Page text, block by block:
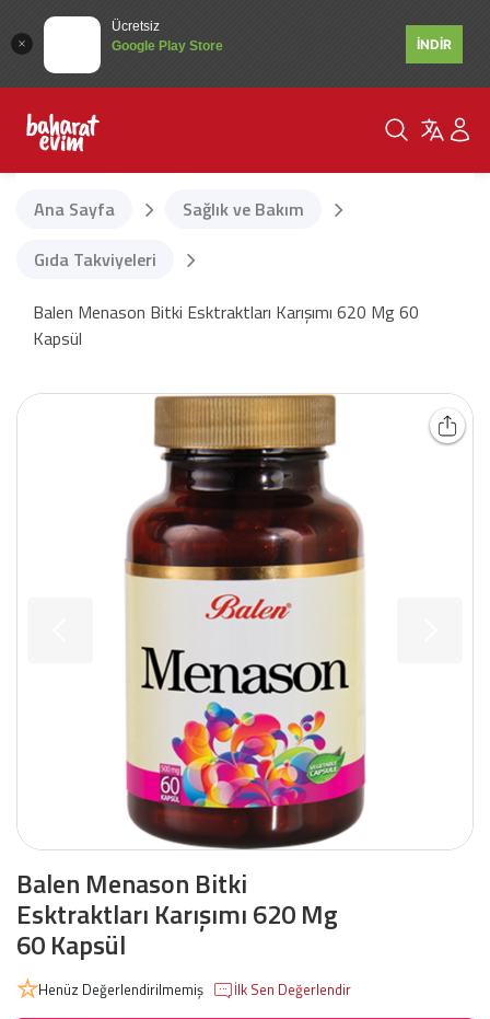
Ücretsiz
Google Play Store
İNDİR
Ana Sayfa
Sağlık ve Bakım
Gıda Takviyeleri
Balen Menason Bitki Esktraktları Karışımı 620 Mg 60
Kapsül
Balen Menason Bitki
Esktraktları Karışımı 620 Mg
60 Kapsül
Henüz Değerlendirilmemiş İlk Sen Değerlendir